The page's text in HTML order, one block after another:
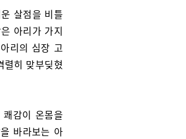
살점을 비틀
아리가 가지
리의 심장 고
히 맞부딪혔
감이 온몸을
바라보는 아